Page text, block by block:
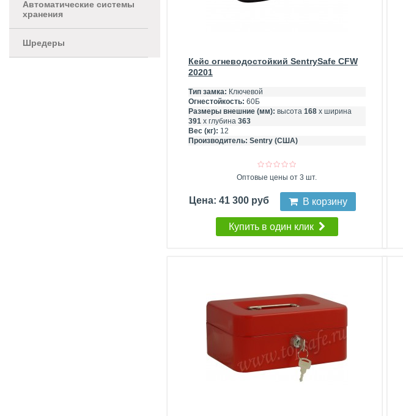
Кейс огневодостойкий SentrySafe CFW
20201
Тип замка: Ключевой
Огнестойкость: 60Б
Размеры внешние (мм): высота 168х ширина
391х глубина 363
Вес (кг): 12
Производитель: Sentry (США)
Оптовые цены от 3 шт.
Цена: 41 300 руб В корзину
Купить в один клик
Автоматические системы
хранения
Шредеры